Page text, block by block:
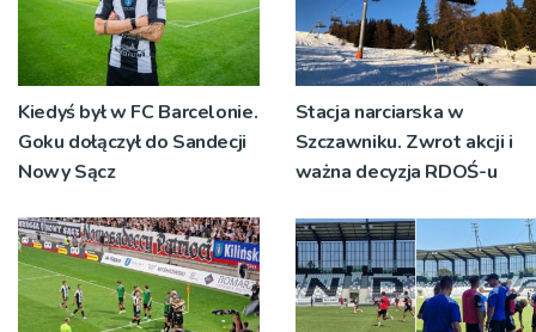
Kiedyś był w FC Barcelonie.
Goku dołączył do Sandecji
Nowy Sącz
Stacja narciarska w
Szczawniku. Zwrot akcji i
ważna decyzja RDOŚ-u